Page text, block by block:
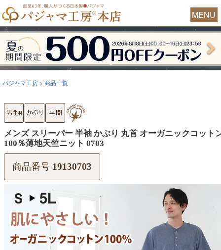
MENU
パジャマ工房 商品一覧
メンズ スリーパー 半袖 かぶり 丸首 オーガニックコット
100％薄地天竺ニット 0703
商品番号 19130703